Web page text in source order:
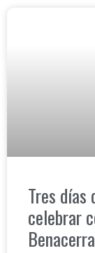
Tres días
celebrar